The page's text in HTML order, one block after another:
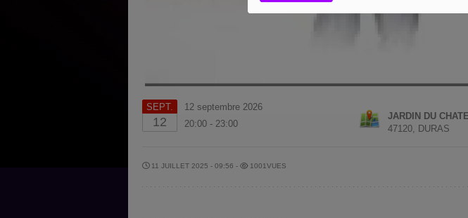
SEPT.
12
12 septembre 2026
20:00 - 23:00
JARDIN DU
47120, DURAS
11 JUILLET 2025 - 09:56 - 1001VUES